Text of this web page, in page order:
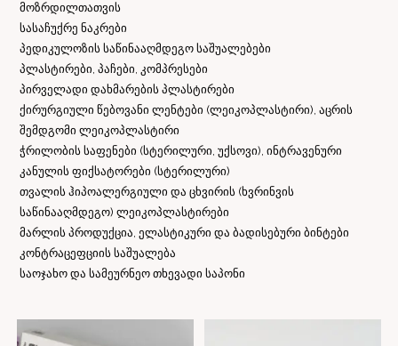
მოზრდილთათვის
სასაჩუქრე ნაკრები
პედიკულოზის საწინააღმდეგო საშუალებები
პლასტირები, პაჩები, კომპრესები
პირველადი დახმარების პლასტირები
ქირურგიული წებოვანი ლენტები (ლეიკოპლასტირი), აცრის
შემდგომი ლეიკოპლასტირი
ჭრილობის საფენები (სტერილური, უქსოვი), ინტრავენური
კანულის ფიქსატორები (სტერილური)
თვალის ჰიპოალერგიული და ცხვირის (ხვრინვის
საწინააღმდეგო) ლეიკოპლასტირები
მარლის პროდუქცია, ელასტიკური და ბადისებური ბინტები
კონტრაცეფციის საშუალება
საოჯახო და სამეურნეო თხევადი საპონი